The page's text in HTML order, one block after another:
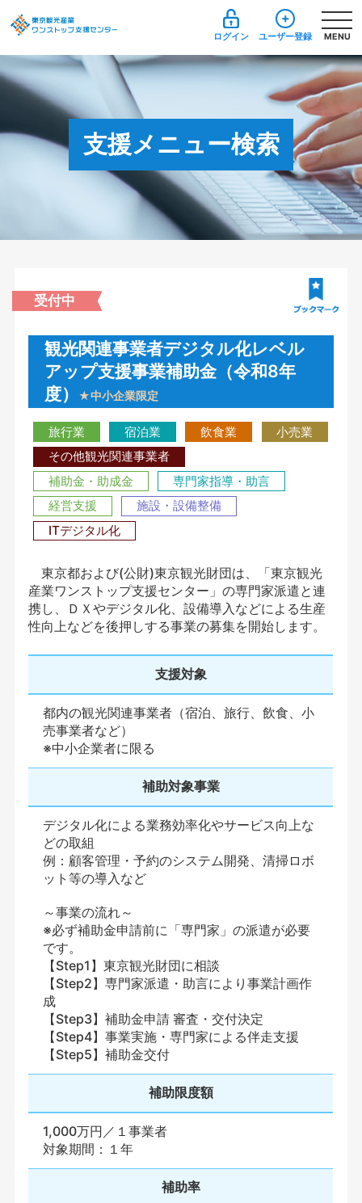
ログイン ユーザー登録 MENU
支援メニュー検索
受付中
観光関連事業者デジタル化レベル
アップ支援事業補助金（令和8年
度）
★中小企業限定
旅行業 宿泊業 飲食業
小売業
その他観光関連事業者
補助金・助成金
専門家指導・助言
経営支援
施設・設備整備
ITデジタル化
東京都および(公財)東京観光財団は、「東京観光
産業ワンストップ支援センター」の専門家派遣と連
携し、ＤＸやデジタル化、設備導入などによる生産
性向上などを後押しする事業の募集を開始します。
支援対象
都内の観光関連事業者（宿泊、旅行、飲食、小
売事業者など）
※中小企業者に限る
補助対象事業
デジタル化による業務効率化やサービス向上な
どの取組
例：顧客管理・予約のシステム開発、清掃ロボ
ット等の導入など
～事業の流れ～
※必ず補助金申請前に「専門家」の派遣が必要
です。
【Step1】東京観光財団に相談
【Step2】専門家派遣・助言により事業計画作
成
【Step3】補助金申請 審査・交付決定
【Step4】事業実施・専門家による伴走支援
【Step5】補助金交付
補助限度額
1,000万円／１事業者
対象期間：１年
補助率